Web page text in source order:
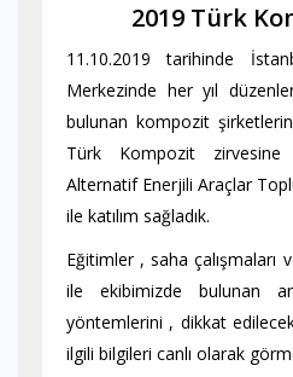
2019 Türk
11.10.2019 tarihinde
Merkezinde her yıl
bulunan kompozit
Türk Kompozit
Alternatif Enerjili Araçlar
ile katılım sağladık.
Eğitimler , saha çalışmaları
ile ekibimizde bulunan
yöntemlerini , dikkat
ilgili bilgileri canlı olarak